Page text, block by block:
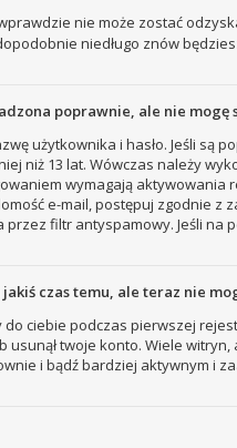
nie może zostać
niedługo znów
poprawnie, ale nie mogę
użytkownika i hasło. Jeśli są
niż 13 lat. Wówczas należy
wymagają aktywowania
e-mail, postępuj zgodnie
przez filtr antyspamowy. Jeśli
czas temu, ale teraz nie
do ciebie podczas pierwszej
twoje konto. Wiele
i bądź bardziej aktywnym i